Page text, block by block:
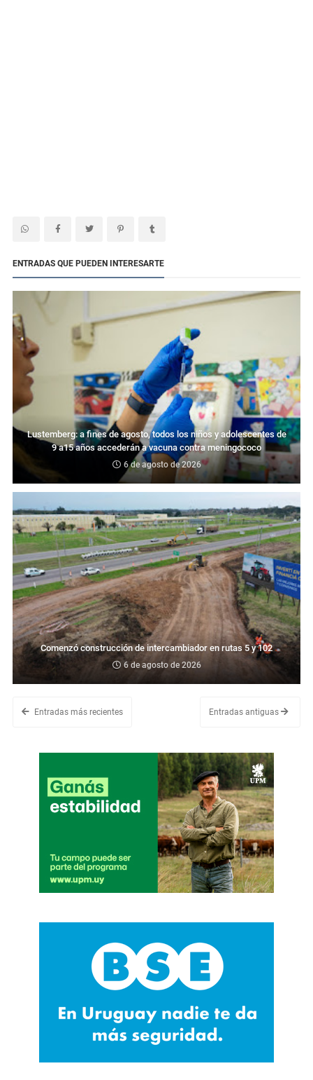
ENTRADAS QUE PUEDEN INTERESARTE
Lustemberg: a fines de agosto, todos los niños y adolescentes de
9 a15 años accederán a vacuna contra meningococo
6 de agosto de 2026
Comenzó construcción de intercambiador en rutas 5 y 102
6 de agosto de 2026
Entradas más recientes Entradas antiguas